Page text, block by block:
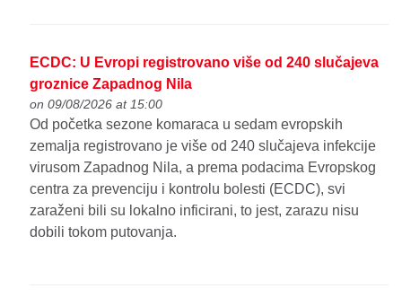
ECDC: U Evropi registrovano više od 240 slučajeva
groznice Zapadnog Nila
on 09/08/2026 at 15:00
Od početka sezone komaraca u sedam evropskih
zemalja registrovano je više od 240 slučajeva infekcije
virusom Zapadnog Nila, a prema podacima Evropskog
centra za prevenciju i kontrolu bolesti (ECDC), svi
zaraženi bili su lokalno inficirani, to jest, zarazu nisu
dobili tokom putovanja.